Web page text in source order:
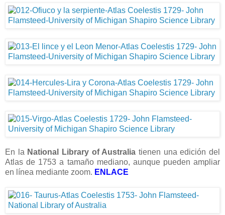
En la National Library of Australia tienen una edición del
Atlas de 1753 a tamaño mediano, aunque pueden ampliar
en línea mediante zoom. ENLACE